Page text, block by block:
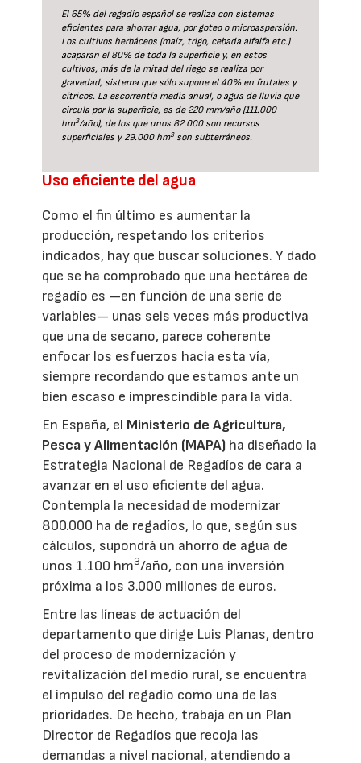
El 65% del regadío español se realiza con sistemas
eficientes para ahorrar agua, por goteo o microaspersión.
Los cultivos herbáceos (maíz, trigo, cebada alfalfa etc.)
acaparan el 80% de toda la superficie y, en estos
cultivos, más de la mitad del riego se realiza por
gravedad, sistema que sólo supone el 40% en frutales y
cítricos. La escorrentía media anual, o agua de lluvia que
circula por la superficie, es de 220 mm/año (111.000
hm3/año), de los que unos 82.000 son recursos
superficiales y 29.000 hm3son subterráneos.
Uso eficiente del agua
Como el fin último es aumentar la
producción, respetando los criterios
indicados, hay que buscar soluciones. Y dado
que se ha comprobado que una hectárea de
regadío es —en función de una serie de
variables— unas seis veces más productiva
que una de secano, parece coherente
enfocar los esfuerzos hacia esta vía,
siempre recordando que estamos ante un
bien escaso e imprescindible para la vida.
En España, el Ministerio de Agricultura,
Pesca y Alimentación (MAPA) ha diseñado la
Estrategia Nacional de Regadíos de cara a
avanzar en el uso eficiente del agua.
Contempla la necesidad de modernizar
800.000 ha de regadíos, lo que, según sus
cálculos, supondrá un ahorro de agua de
unos 1.100 hm3/año, con una inversión
próxima a los 3.000 millones de euros.
Entre las líneas de actuación del
departamento que dirige Luis Planas, dentro
del proceso de modernización y
revitalización del medio rural, se encuentra
el impulso del regadío como una de las
prioridades. De hecho, trabaja en un Plan
Director de Regadíos que recoja las
demandas a nivel nacional, atendiendo a